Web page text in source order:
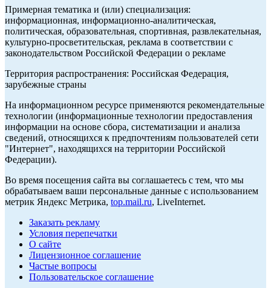
Примерная тематика и (или) специализация:
информационная, информационно-аналитическая,
политическая, образовательная, спортивная, развлекательная,
культурно-просветительская, реклама в соответствии с
законодательством Российской Федерации о рекламе
Территория распространения: Российская Федерация,
зарубежные страны
На информационном ресурсе применяются рекомендательные
технологии (информационные технологии предоставления
информации на основе сбора, систематизации и анализа
сведений, относящихся к предпочтениям пользователей сети
"Интернет", находящихся на территории Российской
Федерации).
Во время посещения сайта вы соглашаетесь с тем, что мы
обрабатываем ваши персональные данные с использованием
метрик Яндекс Метрика, top.mail.ru, LiveInternet.
Заказать рекламу
Условия перепечатки
О сайте
Лицензионное соглашение
Частые вопросы
Пользовательское соглашение